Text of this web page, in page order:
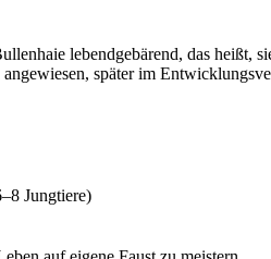
lebendgebärend, das heißt,
später im
Jungtiere)